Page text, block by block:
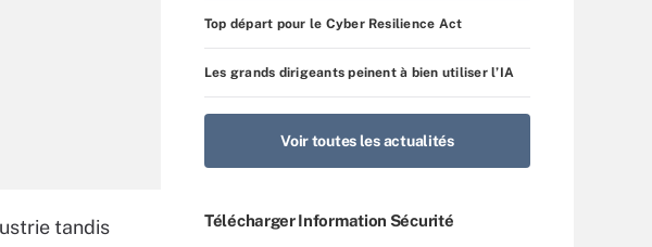
tandis
Top départ pour le Cyber Resilience Act
Les grands dirigeants peinent à bien utiliser l’IA
Voir toutes les actualités
Télécharger Information Sécurité